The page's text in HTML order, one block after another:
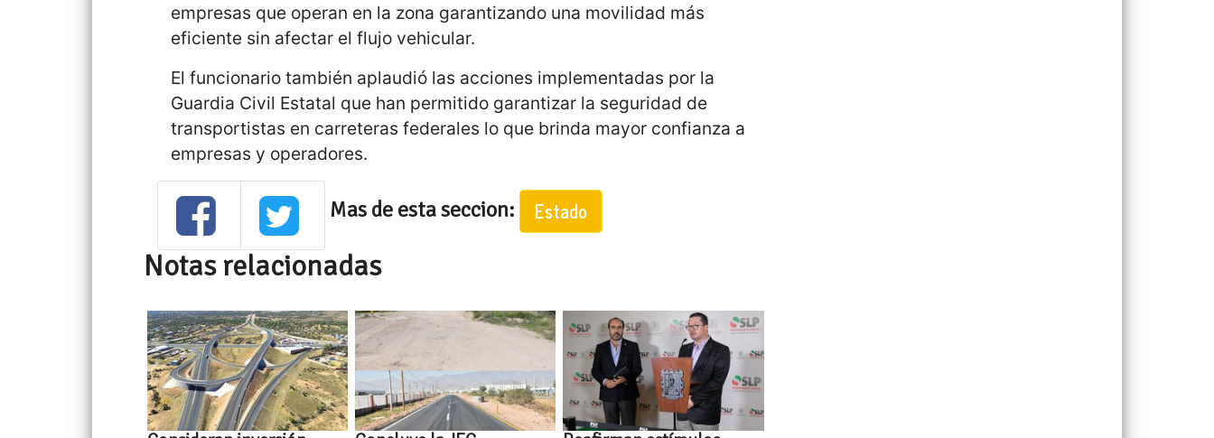
empresas que operan en la zona garantizando una movilidad más
eficiente sin afectar el flujo vehicular.
El funcionario también aplaudió las acciones implementadas por la
Guardia Civil Estatal que han permitido garantizar la seguridad de
transportistas en carreteras federales lo que brinda mayor confianza a
empresas y operadores.
Mas de esta seccion: Estado
Notas relacionadas